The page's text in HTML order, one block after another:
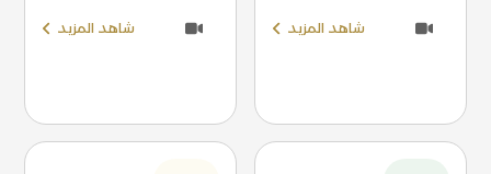
شاهد المزيد شاهد المزيد